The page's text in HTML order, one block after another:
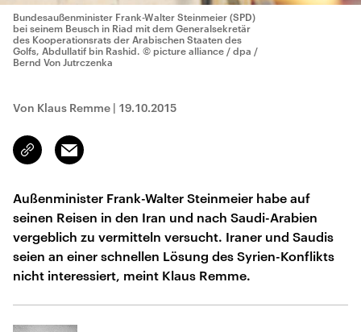
Bundesaußenminister Frank-Walter Steinmeier (SPD)
bei seinem Beusch in Riad mit dem Generalsekretär
des Kooperationsrats der Arabischen Staaten des
Golfs, Abdullatif bin Rashid. © picture alliance / dpa /
Bernd Von Jutrczenka
Von Klaus Remme | 19.10.2015
Link
kopieren/teilen
Email
Außenminister Frank-Walter Steinmeier habe auf
seinen Reisen in den Iran und nach Saudi-Arabien
vergeblich zu vermitteln versucht. Iraner und Saudis
seien an einer schnellen Lösung des Syrien-Konflikts
nicht interessiert, meint Klaus Remme.